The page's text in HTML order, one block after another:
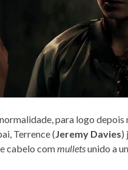
para logo depois
Terrence (Jeremy Davies)
cabelo commulletsunido a